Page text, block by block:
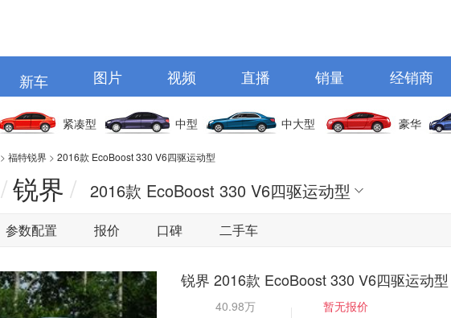
新车 图片 视频 直播 销量 经销商
紧凑型 中型 中大型 豪华
> 福特锐界 > 2016款 EcoBoost 330 V6四驱运动型
/锐界 / 2016款 EcoBoost 330 V6四驱运动型
参数配置 报价 口碑 二手车
锐界 2016款 EcoBoost 330 V6四驱运动型
40.98万
暂无报价